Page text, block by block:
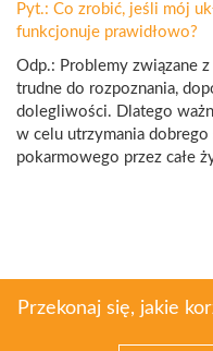
Pyt.: Co zrobić, jeśli mój
funkcjonuje prawidłowo?
Odp.: Problemy związane
trudne do rozpoznania,
dolegliwości. Dlatego
w celu utrzymania dobrego
pokarmowego przez całe
Przekonaj się, jakie